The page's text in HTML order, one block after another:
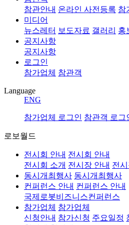
참관안내 온라인 사전등록 참
미디어
뉴스레터 보도자료 갤러리 홍
공지사항
공지사항
로그인
참가업체 참관객
Language
ENG
참가업체 로그인 참관객 로그
로보월드
전시회 안내 전시회 안내
전시회 소개 전시장 안내 전
동시개최행사 동시개최행사
컨퍼런스 안내 컨퍼런스 안내
국제로봇비즈니스컨퍼런스
참가업체 참가업체
신청안내 참가신청 주요일정